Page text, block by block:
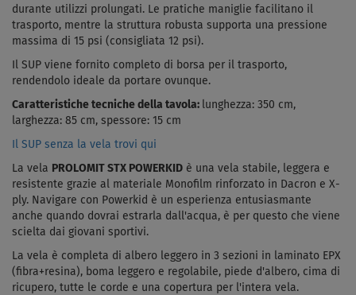
durante utilizzi prolungati. Le pratiche maniglie facilitano il
trasporto, mentre la struttura robusta supporta una pressione
massima di 15 psi (consigliata 12 psi).
Il SUP viene fornito completo di borsa per il trasporto,
rendendolo ideale da portare ovunque.
Caratteristiche tecniche della tavola: lunghezza: 350 cm,
larghezza: 85 cm, spessore: 15 cm
Il SUP senza la vela trovi qui
La vela PROLOMIT STX POWERKID è una vela stabile, leggera e
resistente grazie al materiale Monofilm rinforzato in Dacron e X-
ply. Navigare con Powerkid è un esperienza entusiasmante
anche quando dovrai estrarla dall'acqua, è per questo che viene
scielta dai giovani sportivi.
La vela è completa di albero leggero in 3 sezioni in laminato EPX
(fibra+resina), boma leggero e regolabile, piede d'albero, cima di
ricupero, tutte le corde e una copertura per l'intera vela.